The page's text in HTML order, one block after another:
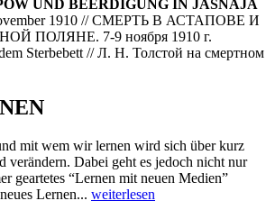
UND BEERDIGUNG IN JASNAJA
1910 // СМЕРТЬ В АСТАПОВЕ И
ПОЛЯНЕ. 7-9 ноября 1910 г.
Sterbebett // Л. Н. Толстой на смертном
mit wem wir lernen wird sich über kurz
verändern. Dabei geht es jedoch nicht nur
geartetes “Lernen mit neuen Medien”
Lernen... weiterlesen